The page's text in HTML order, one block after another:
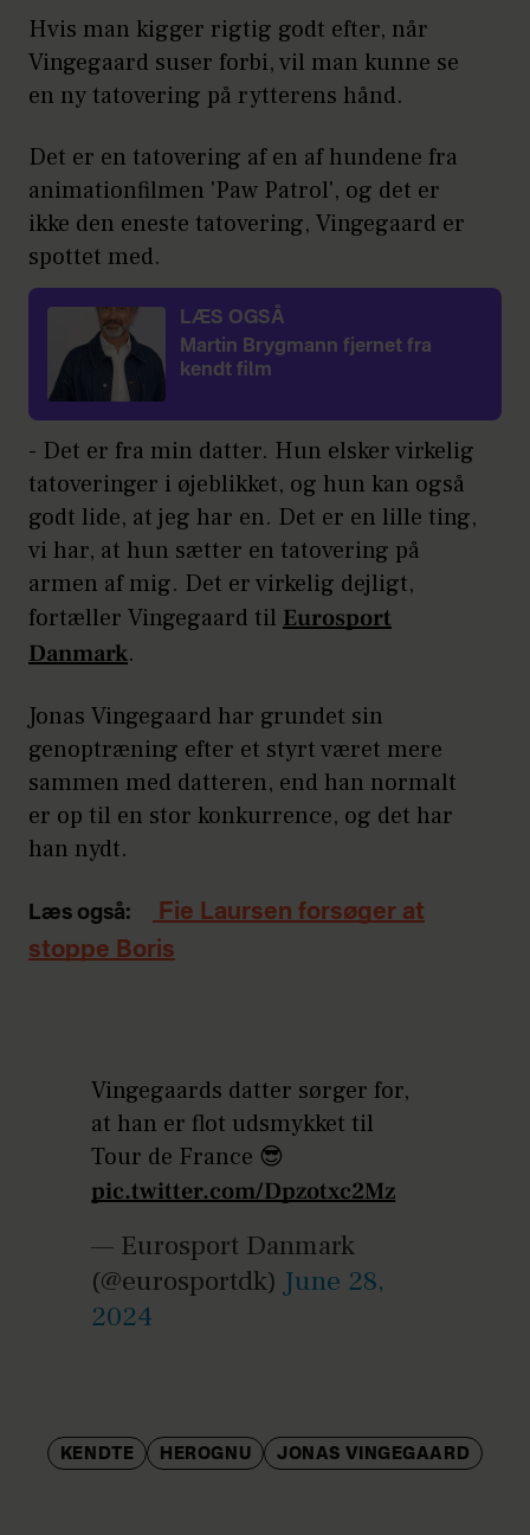
Hvis man kigger rigtig godt efter, når
Vingegaard suser forbi, vil man kunne se
en ny tatovering på rytterens hånd.
Det er en tatovering af en af hundene fra
animationfilmen 'Paw Patrol', og det er
ikke den eneste tatovering, Vingegaard er
spottet med.
LÆS OGSÅ
Martin Brygmann fjernet fra
kendt film
- Det er fra min datter. Hun elsker virkelig
tatoveringer i øjeblikket, og hun kan også
godt lide, at jeg har en. Det er en lille ting,
vi har, at hun sætter en tatovering på
armen af mig. Det er virkelig dejligt,
fortæller Vingegaard til Eurosport
Danmark.
Jonas Vingegaard har grundet sin
genoptræning efter et styrt været mere
sammen med datteren, end han normalt
er op til en stor konkurrence, og det har
han nydt.
Læs også:
Fie Laursen forsøger at
stoppe Boris
Vingegaards datter sørger for,
at han er flot udsmykket til
Tour de France 😎
pic.twitter.com/Dpzotxc2Mz
— Eurosport Danmark
(@eurosportdk) June 28,
2024
KENDTE HEROGNU JONAS VINGEGAARD